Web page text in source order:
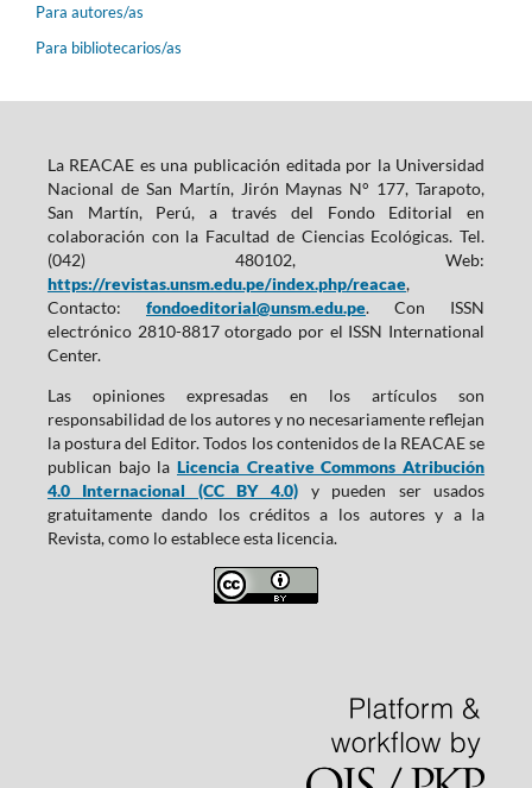
Para autores/as
Para bibliotecarios/as
La REACAE es una publicación editada por la Universidad
Nacional de San Martín, Jirón Maynas N° 177, Tarapoto,
San Martín, Perú, a través del Fondo Editorial en
colaboración con la Facultad de Ciencias Ecológicas. Tel.
(042) 480102, Web:
https://revistas.unsm.edu.pe/index.php/reacae,
Contacto: fondoeditorial@unsm.edu.pe. Con ISSN
electrónico 2810-8817 otorgado por el ISSN International
Center.
Las opiniones expresadas en los artículos son
responsabilidad de los autores y no necesariamente reflejan
la postura del Editor. Todos los contenidos de la REACAE se
publican bajo la Licencia Creative Commons Atribución
4.0 Internacional (CC BY 4.0) y pueden ser usados
gratuitamente dando los créditos a los autores y a la
Revista, como lo establece esta licencia.